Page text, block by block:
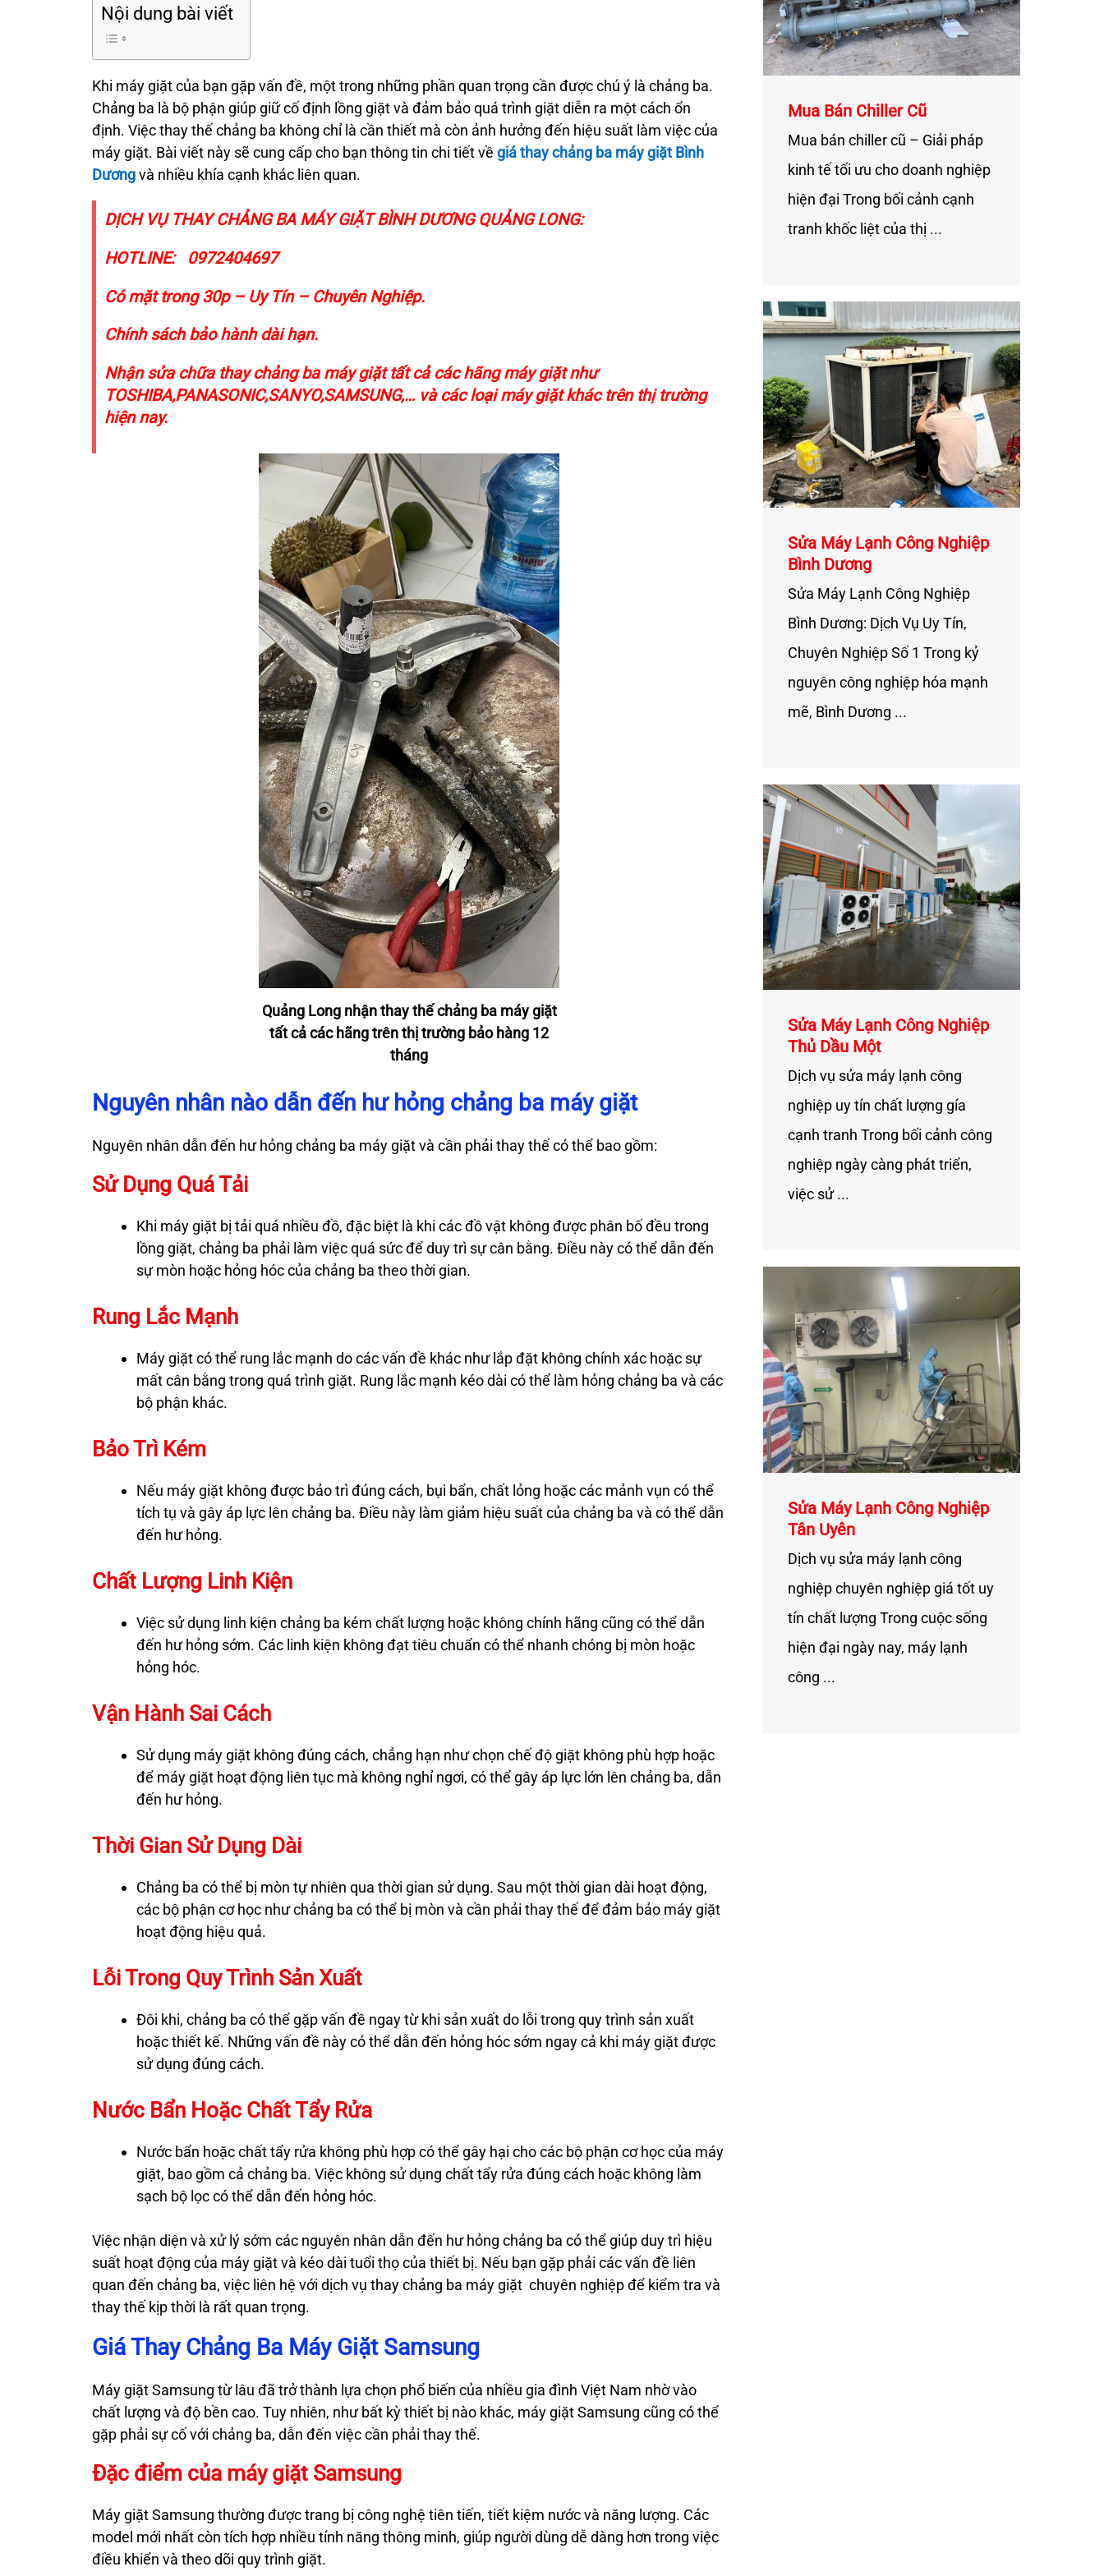
Nội dung bài viết
Khi máy giặt của bạn gặp vấn đề, một trong những phần quan trọng cần được chú ý là chảng ba.
Chảng ba là bộ phận giúp giữ cố định lồng giặt và đảm bảo quá trình giặt diễn ra một cách ổn
định. Việc thay thế chảng ba không chỉ là cần thiết mà còn ảnh hưởng đến hiệu suất làm việc của
máy giặt. Bài viết này sẽ cung cấp cho bạn thông tin chi tiết về giá thay chảng ba máy giặt Bình
Dươngvà nhiều khía cạnh khác liên quan.
DỊCH VỤ THAY CHẢNG BA MÁY GIẶT BÌNH DƯƠNG QUẢNG LONG:
HOTLINE: 0972404697
Có mặt trong 30p – Uy Tín – Chuyên Nghiệp.
Chính sách bảo hành dài hạn.
Nhận sửa chữa thay chảng ba máy giặt tất cả các hãng máy giặt như
TOSHIBA,PANASONIC,SANYO,SAMSUNG,… và các loại máy giặt khác trên thị trường
hiện nay.
Quảng Long nhận thay thế chảng ba máy giặt
tất cả các hãng trên thị trường bảo hàng 12
tháng
Nguyên nhân nào dẫn đến hư hỏng chảng ba máy giặt
Nguyên nhân dẫn đến hư hỏng chảng ba máy giặt và cần phải thay thế có thể bao gồm:
Sử Dụng Quá Tải
Khi máy giặt bị tải quá nhiều đồ, đặc biệt là khi các đồ vật không được phân bố đều trong
lồng giặt, chảng ba phải làm việc quá sức để duy trì sự cân bằng. Điều này có thể dẫn đến
sự mòn hoặc hỏng hóc của chảng ba theo thời gian.
Rung Lắc Mạnh
Máy giặt có thể rung lắc mạnh do các vấn đề khác như lắp đặt không chính xác hoặc sự
mất cân bằng trong quá trình giặt. Rung lắc mạnh kéo dài có thể làm hỏng chảng ba và các
bộ phận khác.
Bảo Trì Kém
Nếu máy giặt không được bảo trì đúng cách, bụi bẩn, chất lỏng hoặc các mảnh vụn có thể
tích tụ và gây áp lực lên chảng ba. Điều này làm giảm hiệu suất của chảng ba và có thể dẫn
đến hư hỏng.
Chất Lượng Linh Kiện
Việc sử dụng linh kiện chảng ba kém chất lượng hoặc không chính hãng cũng có thể dẫn
đến hư hỏng sớm. Các linh kiện không đạt tiêu chuẩn có thể nhanh chóng bị mòn hoặc
hỏng hóc.
Vận Hành Sai Cách
Sử dụng máy giặt không đúng cách, chẳng hạn như chọn chế độ giặt không phù hợp hoặc
để máy giặt hoạt động liên tục mà không nghỉ ngơi, có thể gây áp lực lớn lên chảng ba, dẫn
đến hư hỏng.
Thời Gian Sử Dụng Dài
Chảng ba có thể bị mòn tự nhiên qua thời gian sử dụng. Sau một thời gian dài hoạt động,
các bộ phận cơ học như chảng ba có thể bị mòn và cần phải thay thế để đảm bảo máy giặt
hoạt động hiệu quả.
Lỗi Trong Quy Trình Sản Xuất
Đôi khi, chảng ba có thể gặp vấn đề ngay từ khi sản xuất do lỗi trong quy trình sản xuất
hoặc thiết kế. Những vấn đề này có thể dẫn đến hỏng hóc sớm ngay cả khi máy giặt được
sử dụng đúng cách.
Nước Bẩn Hoặc Chất Tẩy Rửa
Nước bẩn hoặc chất tẩy rửa không phù hợp có thể gây hại cho các bộ phận cơ học của máy
giặt, bao gồm cả chảng ba. Việc không sử dụng chất tẩy rửa đúng cách hoặc không làm
sạch bộ lọc có thể dẫn đến hỏng hóc.
Việc nhận diện và xử lý sớm các nguyên nhân dẫn đến hư hỏng chảng ba có thể giúp duy trì hiệu
suất hoạt động của máy giặt và kéo dài tuổi thọ của thiết bị. Nếu bạn gặp phải các vấn đề liên
quan đến chảng ba, việc liên hệ với dịch vụ thay chảng ba máy giặt chuyên nghiệp để kiểm tra và
thay thế kịp thời là rất quan trọng.
Giá Thay Chảng Ba Máy Giặt Samsung
Máy giặt Samsung từ lâu đã trở thành lựa chọn phổ biến của nhiều gia đình Việt Nam nhờ vào
chất lượng và độ bền cao. Tuy nhiên, như bất kỳ thiết bị nào khác, máy giặt Samsung cũng có thể
gặp phải sự cố với chảng ba, dẫn đến việc cần phải thay thế.
Đặc điểm của máy giặt Samsung
Máy giặt Samsung thường được trang bị công nghệ tiên tiến, tiết kiệm nước và năng lượng. Các
model mới nhất còn tích hợp nhiều tính năng thông minh, giúp người dùng dễ dàng hơn trong việc
điều khiển và theo dõi quy trình giặt.
Mua Bán Chiller Cũ
Mua bán chiller cũ – Giải pháp
kinh tế tối ưu cho doanh nghiệp
hiện đại Trong bối cảnh cạnh
tranh khốc liệt của thị ...
Sửa Máy Lạnh Công Nghiệp
Bình Dương
Sửa Máy Lạnh Công Nghiệp
Bình Dương: Dịch Vụ Uy Tín,
Chuyên Nghiệp Số 1 Trong kỷ
nguyên công nghiệp hóa mạnh
mẽ, Bình Dương ...
Sửa Máy Lạnh Công Nghiệp
Thủ Dầu Một
Dịch vụ sửa máy lạnh công
nghiệp uy tín chất lượng gía
cạnh tranh Trong bối cảnh công
nghiệp ngày càng phát triển,
việc sử ...
Sửa Máy Lạnh Công Nghiệp
Tân Uyên
Dịch vụ sửa máy lạnh công
nghiệp chuyên nghiệp giá tốt uy
tín chất lượng Trong cuộc sống
hiện đại ngày nay, máy lạnh
công ...